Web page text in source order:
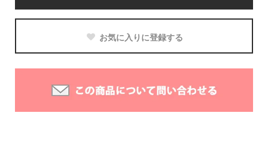
お気に入りに登録する